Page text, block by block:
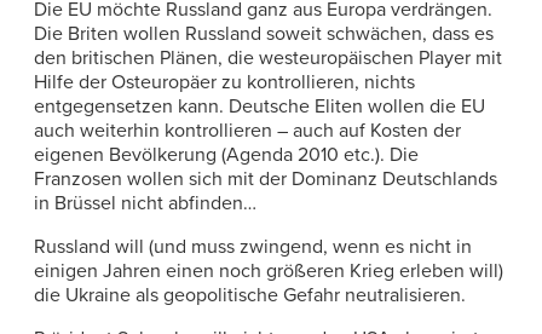
Die EU möchte Russland ganz aus Europa verdrängen.
Die Briten wollen Russland soweit schwächen, dass es
den britischen Plänen, die westeuropäischen Player mit
Hilfe der Osteuropäer zu kontrollieren, nichts
entgegensetzen kann. Deutsche Eliten wollen die EU
auch weiterhin kontrollieren – auch auf Kosten der
eigenen Bevölkerung (Agenda 2010 etc.). Die
Franzosen wollen sich mit der Dominanz Deutschlands
in Brüssel nicht abfinden…
Russland will (und muss zwingend, wenn es nicht in
einigen Jahren einen noch größeren Krieg erleben will)
die Ukraine als geopolitische Gefahr neutralisieren.